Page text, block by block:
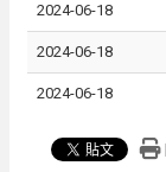
2024-06-18
2024-06-18
2024-06-18